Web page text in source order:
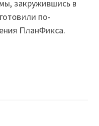
закружившись в
по-
ПланФикса.